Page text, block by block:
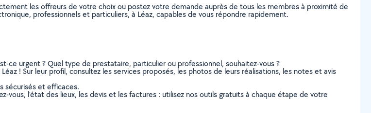
les offreurs de votre choix ou postez votre demande auprès de tous les membres à proximité de
professionnels et particuliers, à Léaz, capables de vous répondre rapidement.
ce urgent ? Quel type de prestataire, particulier ou professionnel, souhaitez-vous ?
! Sur leur profil, consultez les services proposés, les photos de leurs réalisations, les notes et avis
sécurisés et efficaces.
l’état des lieux, les devis et les factures : utilisez nos outils gratuits à chaque étape de votre